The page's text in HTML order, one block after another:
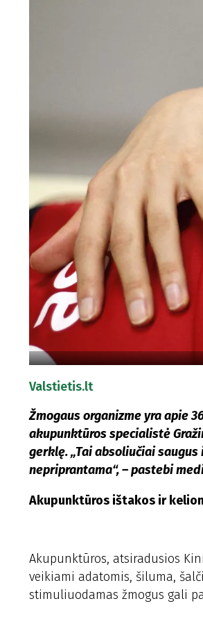
Valstietis.lt
Žmogaus organizme yra apie
akupunktūros specialistė
gerklę. „Tai absoliučiai
nepriprantama“, – pastebi
Akupunktūros ištakos ir
Akupunktūros, atsiradusios
veikiami adatomis, šiluma,
stimuliuodamas žmogus gali